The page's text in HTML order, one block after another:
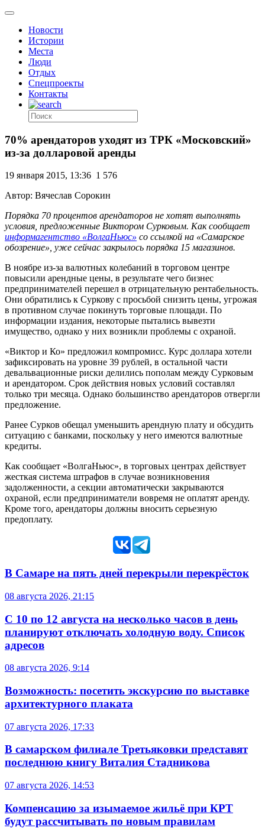
Новости
Истории
Места
Люди
Отдых
Спецпроекты
Контакты
70% арендаторов уходят из ТРК «Московский»
из-за долларовой аренды
19 января 2015, 13:36 1 576
Автор: Вячеслав Сорокин
Порядка 70 процентов арендаторов не хотят выполнять
условия, предложенные Виктором Сурковым. Как сообщает
информагентство «ВолгаНьюс» со ссылкой на «Самарское
обозрение», уже сейчас закрылось порядка 15 магазинов.
В ноябре из-за валютных колебаний в торговом центре
повысили арендные цены, в результате чего бизнес
предпринимателей перешел в отрицательную рентабельность.
Они обратились к Суркову с просьбой снизить цены, угрожая
в противном случае покинуть торговые площади. По
информации издания, некоторые пытались вывезти
имущество, однако у них возникли проблемы с охраной.
«Виктор и Ко» предложил компромисс. Курс доллара хотели
зафиксировать на уровне 39 рублей, в остальной части
девальвационные риски делились пополам между Сурковым
и арендатором. Срок действия новых условий составлял
только три месяца. Однако большинство арендаторов отвергли
предложение.
Ранее Сурков обещал уменьшить арендную плату и обсудить
ситуацию с банками, поскольку у него имеются валютные
кредиты.
Как сообщает «ВолгаНьюс», в торговых центрах действует
жесткая система штрафов в случае возникновения
задолженности, а секции автоматически закрываются
охраной, если предприниматели вовремя не оплатят аренду.
Кроме того, арендаторы должны вносить серьезную
предоплату.
В Самаре на пять дней перекрыли перекрёсток
08 августа 2026, 21:15
С 10 по 12 августа на несколько часов в день
планируют отключать холодную воду. Список
адресов
08 августа 2026, 9:14
Возможность: посетить экскурсию по выставке
архитектурного плаката
07 августа 2026, 17:33
В самарском филиале Третьяковки представят
последнюю книгу Виталия Стадникова
07 августа 2026, 14:53
Компенсацию за изымаемое жильё при КРТ
будут рассчитывать по новым правилам